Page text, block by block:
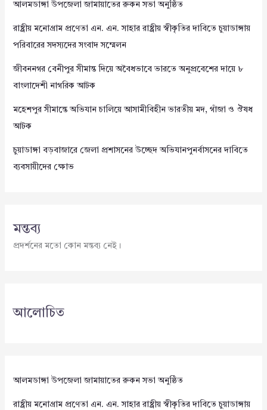
আলমডাঙ্গা উপজেলা জামায়াতের রুকন সভা অনুষ্ঠিত
রাষ্ট্রীয় মনোগ্রাম প্রণেতা এন. এন. সাহার রাষ্ট্রীয় স্বীকৃতির দাবিতে চুয়াডাঙ্গায়
পরিবারের সদস্যদের সংবাদ সম্মেলন
জীবননগর বেনীপুর সীমান্ত দিয়ে অবৈধভাবে ভারতে অনুপ্রবেশের দায়ে ৮
বাংলাদেশী নাগরিক আটক
মহেশপুর সীমান্তে অভিযান চালিয়ে আসামীবিহীন ভারতীয় মদ, গাঁজা ও ঔষধ
আটক
চুয়াডাঙ্গা বড়বাজারে জেলা প্রশাসনের উচ্ছেদ অভিযানপুনর্বাসনের দাবিতে
ব্যবসায়ীদের ক্ষোভ
মন্তব্য
প্রদর্শনের মতো কোন মন্তব্য নেই।
আলোচিত
আলমডাঙ্গা উপজেলা জামায়াতের রুকন সভা অনুষ্ঠিত
রাষ্ট্রীয় মনোগ্রাম প্রণেতা এন. এন. সাহার রাষ্ট্রীয় স্বীকৃতির দাবিতে চুয়াডাঙ্গায়